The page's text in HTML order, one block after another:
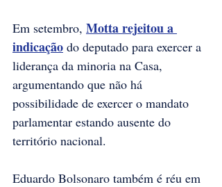
Em setembro, Motta rejeitou a
indicação do deputado para exercer a
liderança da minoria na Casa,
argumentando que não há
possibilidade de exercer o mandato
parlamentar estando ausente do
território nacional.
Eduardo Bolsonaro também é réu em